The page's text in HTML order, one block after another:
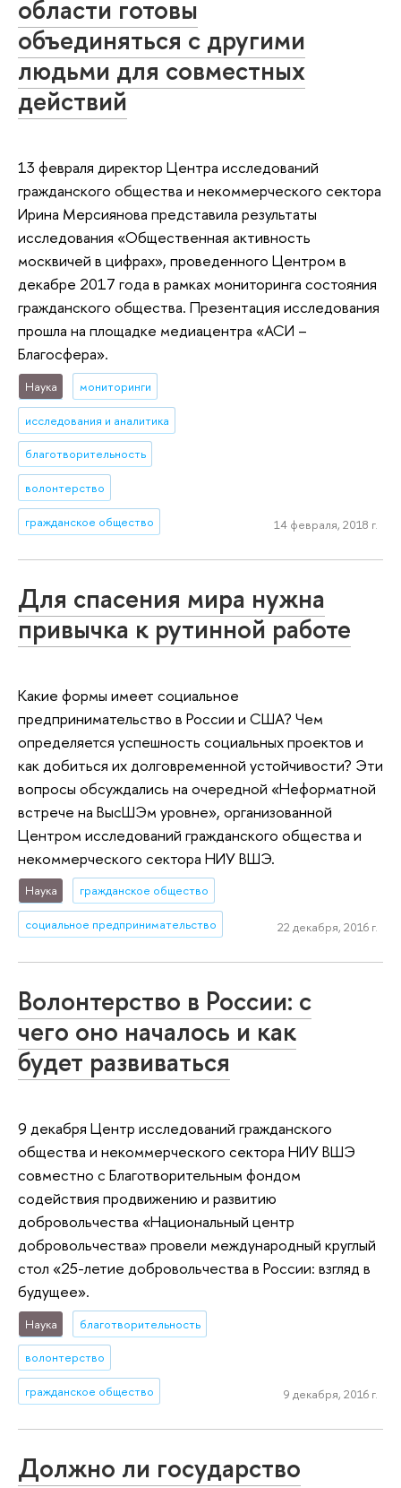
области готовы
объединяться с другими
людьми для совместных
действий
13 февраля директор Центра исследований
гражданского общества и некоммерческого сектора
Ирина Мерсиянова представила результаты
исследования «Общественная активность
москвичей в цифрах», проведенного Центром в
декабре 2017 года в рамках мониторинга состояния
гражданского общества. Презентация исследования
прошла на площадке медиацентра «АСИ –
Благосфера».
Наука мониторинги
исследования и аналитика
благотворительность
волонтерство
гражданское общество 14 февраля, 2018 г.
Для спасения мира нужна
привычка к рутинной работе
Какие формы имеет социальное
предпринимательство в России и США? Чем
определяется успешность социальных проектов и
как добиться их долговременной устойчивости? Эти
вопросы обсуждались на очередной «Неформатной
встрече на ВысШЭм уровне», организованной
Центром исследований гражданского общества и
некоммерческого сектора НИУ ВШЭ.
Наука гражданское общество
социальное предпринимательство 22 декабря, 2016 г.
Волонтерство в России: с
чего оно началось и как
будет развиваться
9 декабря Центр исследований гражданского
общества и некоммерческого сектора НИУ ВШЭ
совместно с Благотворительным фондом
содействия продвижению и развитию
добровольчества «Национальный центр
добровольчества» провели международный круглый
стол «25-летие добровольчества в России: взгляд в
будущее».
Наука благотворительность
волонтерство
гражданское общество 9 декабря, 2016 г.
Должно ли государство